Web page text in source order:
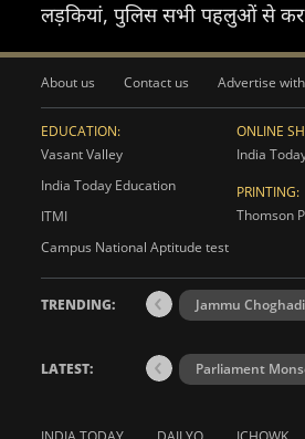
लड़कियां, पुलिस सभी पहलुओं से कर
About us Contact us Advertise
EDUCATION:
Vasant Valley
India Today Education
ITMI
Campus National Aptitude test
ONLINE
India
PRINTING:
Thomson
TRENDING: Jammu
LATEST: Parliament